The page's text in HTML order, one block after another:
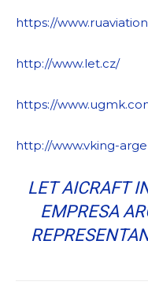
https://
http://www.let.cz/
https://
http://www.vking-
LET AICRAFT
EMPRESA